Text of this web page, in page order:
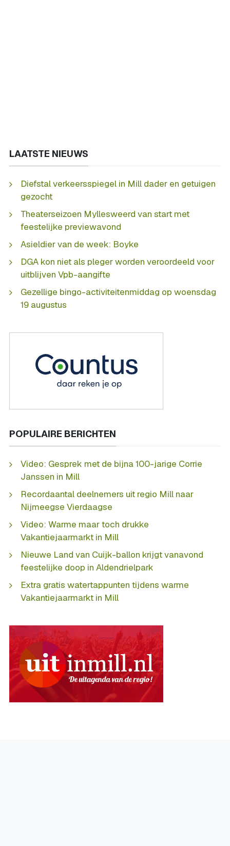
LAATSTE NIEUWS
Diefstal verkeersspiegel in Mill dader en getuigen
gezocht
Theaterseizoen Myllesweerd van start met
feestelijke previewavond
Asieldier van de week: Boyke
DGA kon niet als pleger worden veroordeeld voor
uitblijven Vpb-aangifte
Gezellige bingo-activiteitenmiddag op woensdag
19 augustus
POPULAIRE BERICHTEN
Video: Gesprek met de bijna 100-jarige Corrie
Janssen in Mill
Recordaantal deelnemers uit regio Mill naar
Nijmeegse Vierdaagse
Video: Warme maar toch drukke
Vakantiejaarmarkt in Mill
Nieuwe Land van Cuijk-ballon krijgt vanavond
feestelijke doop in Aldendrielpark
Extra gratis watertappunten tijdens warme
Vakantiejaarmarkt in Mill